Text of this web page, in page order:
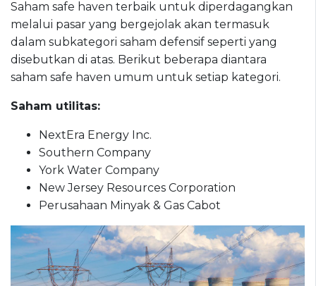
Saham safe haven terbaik untuk diperdagangkan
melalui pasar yang bergejolak akan termasuk
dalam subkategori saham defensif seperti yang
disebutkan di atas. Berikut beberapa diantara
saham safe haven umum untuk setiap kategori.
Saham utilitas:
NextEra Energy Inc.
Southern Company
York Water Company
New Jersey Resources Corporation
Perusahaan Minyak & Gas Cabot